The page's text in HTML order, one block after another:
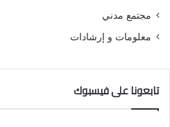
مجتمع مدني
معلومات و إرشادات
تابعونا على فيسبوك